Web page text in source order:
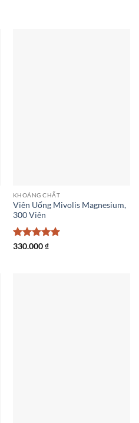
KHOÁNG CHẤT
Viên Uống Mivolis Magnesium,
300 Viên
Được xếp
330.000₫